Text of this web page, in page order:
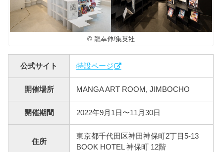
© 龍幸伸/集英社
公式サイト 特設ページ
開催場所 MANGA ART ROOM, JIMBOCHO
開催期間 2022年9月1日〜11月30日
住所
東京都千代田区神田神保町2丁目5-13
BOOK HOTEL 神保町 12階